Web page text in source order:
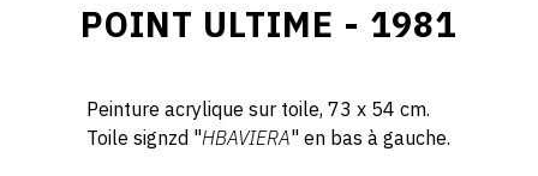
POINT ULTIME - 1981
Peinture acrylique sur toile, 73 x 54 cm.
Toile signzd "HBAVIERA" en bas à gauche.